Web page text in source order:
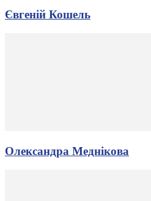
Євгеній Кошель
Олександра Меднікова